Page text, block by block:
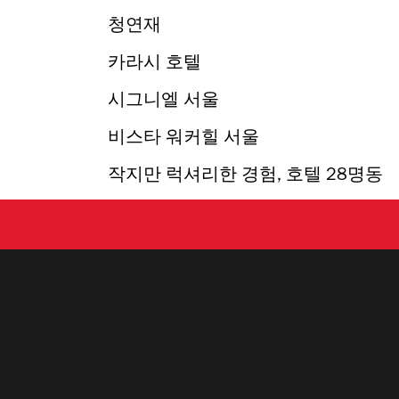
청연재
카라시 호텔
시그니엘 서울
비스타 워커힐 서울
작지만 럭셔리한 경험, 호텔 28명동